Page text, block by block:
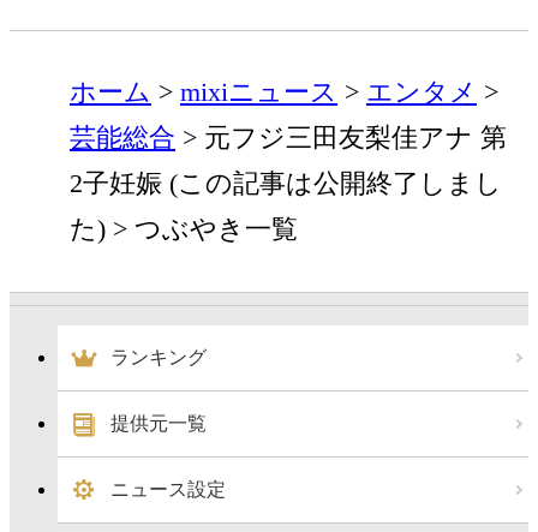
ホーム mixiニュース
エンタメ
芸能総合
元フジ三田友梨佳アナ 第
2子妊娠 (この記事は公開終了しまし
た)
つぶやき一覧
ランキング
提供元一覧
ニュース設定